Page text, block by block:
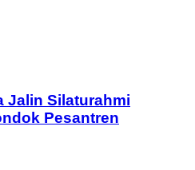
Jalin Silaturahmi
Pesantren